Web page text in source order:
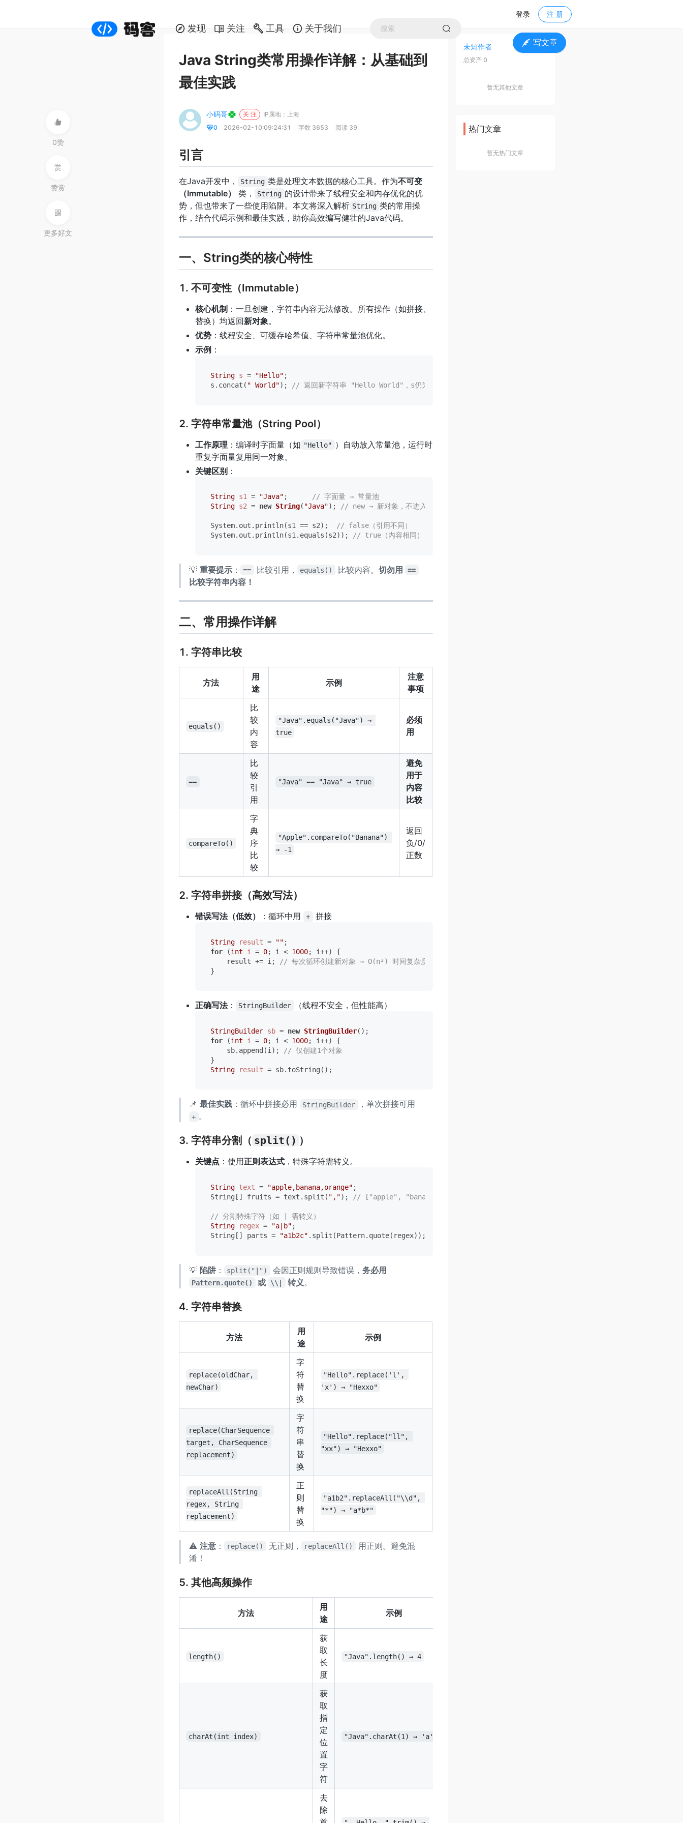
发现 关注 工具 关于我们
登录 注 册
写文章
0赞
赏
赞赏
更多好文
Java String类常用操作详解：从基础到
最佳实践
小码哥 关 注
IP属地：上海
0
2026-02-10:09:24:31 字数 3653 阅读 39
引言
在Java开发中， String 类是处理文本数据的核心工具。作为不可变
（Immutable）
类， String 的设计带来了线程安全和内存优化的优
势，但也带来了一些使用陷阱。本文将深入解析 String 类的常用操
作，结合代码示例和最佳实践，助你高效编写健壮的Java代码。
一、String类的核心特性
1. 不可变性（Immutable）
核心机制 ：一旦创建，字符串内容无法修改。所有操作（如拼接、
替换）均返回新对象。
优势：线程安全、可缓存哈希值、字符串常量池优化。
示例 ：
String s = "Hello" ;
s.concat( " World"); // 返回新字符串 "Hello World"，s仍为 "Hello"
2. 字符串常量池（String Pool）
工作原理 ：编译时字面量（如 "Hello" ）自动放入常量池，运行时
重复字面量复用同一对象。
关键区别：
String s1 = "Java" ;
// 字面量 → 常量池
String s2 = new String( "Java"); // new → 新对象，不进入常量池
System.out.println(s1 == s2);
// false（引用不同）
System.out.println(s1.equals(s2));
// true（内容相同）
💡 重要提示： == 比较引用， equals() 比较内容。 切勿用 ==
比较字符串内容！
二、常用操作详解
1. 字符串比较
方法
用
途
示例
注意
事项
equals()
比
较
内
容
"Java".equals("Java") →
true
必须
用
==
比
较
引
用
"Java" == "Java" → true
避免
用于
内容
比较
compareTo()
字
典
序
比
较
"Apple".compareTo("Banana")
→ -1
返回
负/0/
正数
2. 字符串拼接（高效写法）
错误写法（低效） ：循环中用 + 拼接
String result = ""
for (int i = 0; i < 1000; i++) {
    result += i;
// 每次循环创建新对象 → O(n²) 时间复杂度
正确写法： StringBuilder （线程不安全，但性能高）
StringBuilder sb = new StringBuilder
for (int i = 0; i < 1000; i++) {
    sb.append(i);
// 仅创建1个对象
String
result =
📌 最佳实践：循环中拼接必用 StringBuilder ，单次拼接可用
+ 。
3. 字符串分割（ split() ）
关键点 ：使用正则表达式，特殊字符需转义。
String text = "apple,banana,orange" ;
String[] fruits = text.split( ","); // ["apple", "banana", "orange"]
// 分割特殊字符（如 | 需转义）
String
regex = "a|b" ;
String[] parts =
"a1b2c" .split(Pattern.quote(regex));
💡 陷阱： split("|") 会因正则规则导致错误， 务必用
Pattern.quote() 或 \\| 转义 。
4. 字符串替换
方法
用
途
示例
replace(oldChar,
newChar)
字
符
替
换
"Hello".replace('l',
'x') → "Hexxo"
replace(CharSequence
target, CharSequence
replacement)
字
符
串
替
换
"Hello".replace("ll",
"xx") → "Hexxo"
replaceAll(String
regex, String
replacement)
正
则
替
换
"a1b2".replaceAll("\\d",
"*") → "a*b*"
⚠️ 注意： replace() 无正则， replaceAll()
用正则。避免混
淆！
5. 其他高频操作
方法
用
途
示例
length()
获
取
长
度
"Java".length() → 4
charAt(int index)
获
取
指
定
位
置
字
符
"Java".charAt(1) → 'a'
去
除
未知作者
关 注
总资产 0
暂无其他文章
热门文章
暂无热门文章